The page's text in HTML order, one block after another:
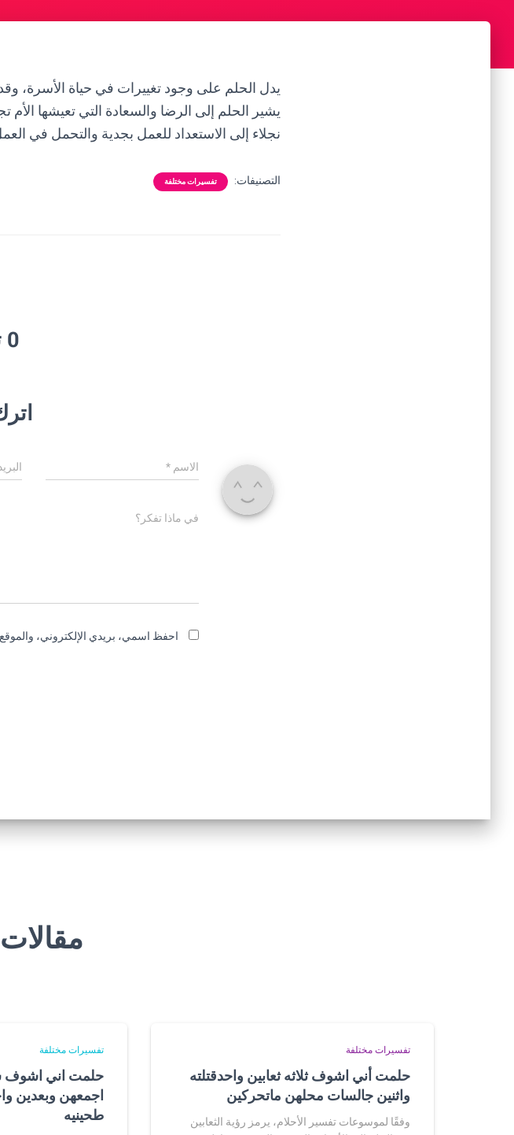
يدل الحلم على وجود تغييرات في حياة الأسرة،
يشير الحلم إلى الرضا والسعادة التي تعيشها الأم
نجلاء إلى الاستعداد للعمل بجدية والتحمل في
التصنيفات: تفسيرات مختلفة
0 تعليق
الاسم *
في ماذا تفكر؟
احفظ اسمي، بريدي الإلكتروني،
تفسيرات مختلفة
حلمت أني اشوف ثلاثه ثعابين واحدقتلته
واثنين جالسات محلهن ماتحركين
وفقًا لموسوعات تفسير الأحلام، يرمز رؤية الثعابين
تفسيرات مختلفة
حلمت اني اشوف
اجمعهن وبعدين
طحينيه